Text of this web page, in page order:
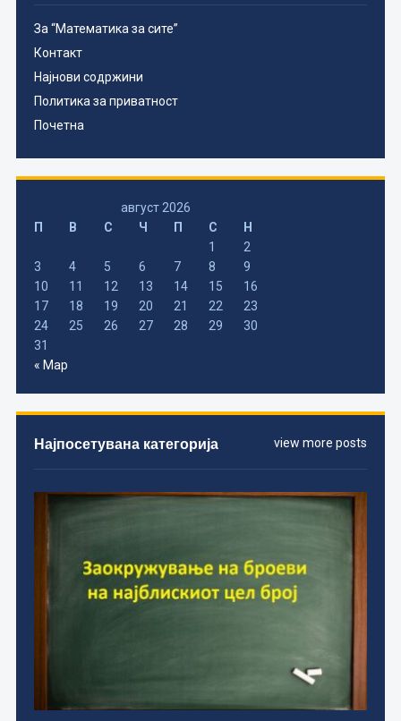
За “Математика за сите”
Контакт
Најнови содржини
Политика за приватност
Почетна
август 2026
П
В С Ч П С
Н
1
2
3
4 5 6 7 8
9
10
11 12 13 14 15
16
17
18 19 20 21 22
23
24
25 26 27 28 29
30
31
« Мар
view more posts
Најпосетувана категорија